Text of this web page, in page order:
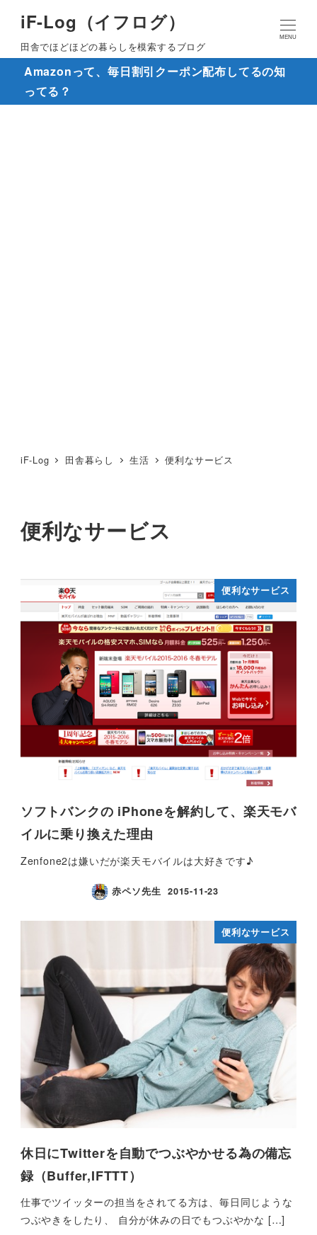
iF-Log（イフログ）
田舎でほどほどの暮らしを模索するブログ
MENU
Amazonって、毎日割引クーポン配布してるの知
ってる？
iF-Log 田舎暮らし 生活 便利なサービス
便利なサービス
便利なサービス
ソフトバンクの iPhoneを解約して、楽天モバ
イルに乗り換えた理由
Zenfone2は嫌いだが楽天モバイルは大好きです♪
赤ペソ先生 2015-11-23
便利なサービス
休日にTwitterを自動でつぶやかせる為の備忘
録（Buffer,IFTTT）
仕事でツイッターの担当をされてる方は、毎日同じような
つぶやきをしたり、 自分が休みの日でもつぶやかな […]